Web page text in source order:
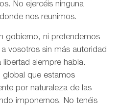
No ejercéis ninguna
nos reunimos.
gobierno, ni pretendemos
vosotros sin más autoridad
siempre habla.
global que estamos
por naturaleza de las
imponernos. No tenéis